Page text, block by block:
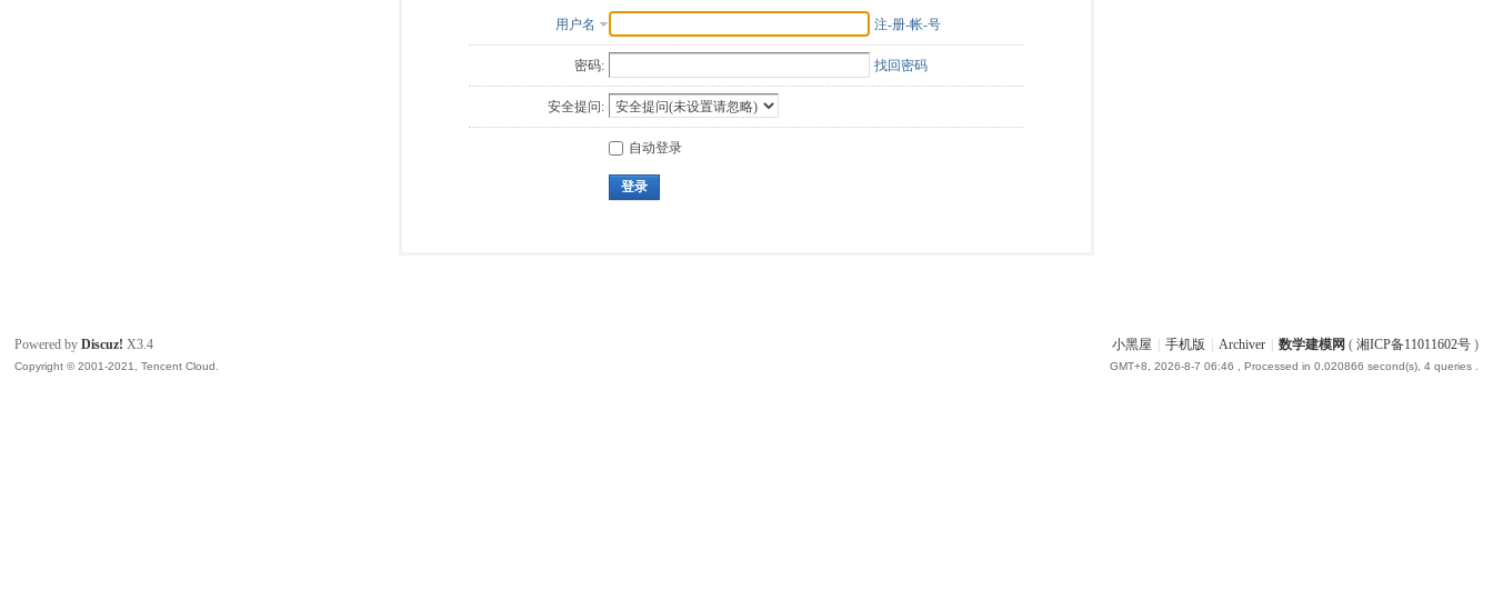
用户名 注-册-帐-号
密码: 找回密码
安全提问:
自动登录
登录
小黑屋 手机版 Archiver 数学建模网 ( 湘ICP备11011602号)
GMT+8, 2026-8-7 06:46 , Processed in 0.020866 second(s), 4 queries .
Powered byDiscuz! X3.4
Copyright © 2001-2021, Tencent Cloud.